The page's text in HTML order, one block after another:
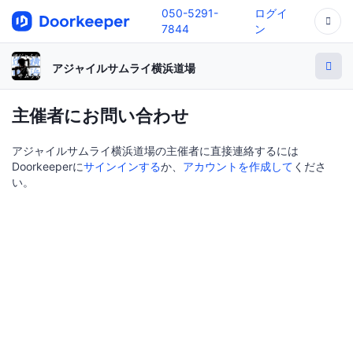
050-5291-
7844
ログイ
ン
アジャイルサムライ横浜道場
主催者にお問い合わせ
アジャイルサムライ横浜道場の主催者に直接連絡するには
Doorkeeperにサインインするか、 アカウントを作成して くださ
い。